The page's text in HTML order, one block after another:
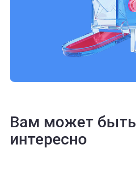
Вам может быть
интересно